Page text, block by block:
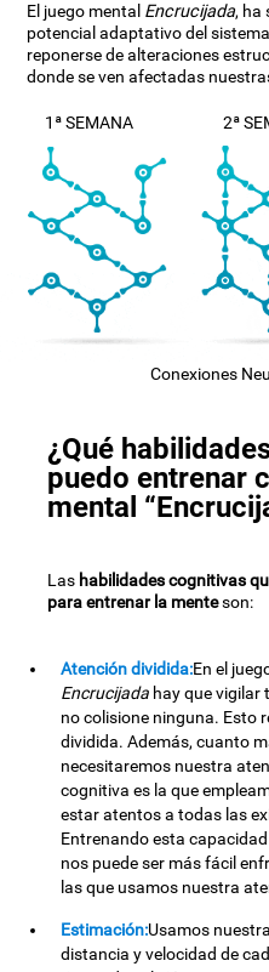
El juego mental Encrucijada, ha
potencial adaptativo del
reponerse de alteraciones
donde se ven afectadas
1ª SEMANA 2ª
Conexiones
¿Qué
puedo entrenar
mental
Las habilidades cognitivas
para entrenar la menteson:
Atención dividida:En el
Encrucijada hay que vigilar
no colisione ninguna. Esto
dividida. Además, cuanto
necesitaremos nuestra
cognitiva es la que
estar atentos a todas las
Entrenando esta
nos puede ser más fácil
las que usamos nuestra
Estimación:Usamos
distancia y velocidad de